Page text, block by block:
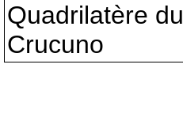
Quadrilatère du
Crucuno